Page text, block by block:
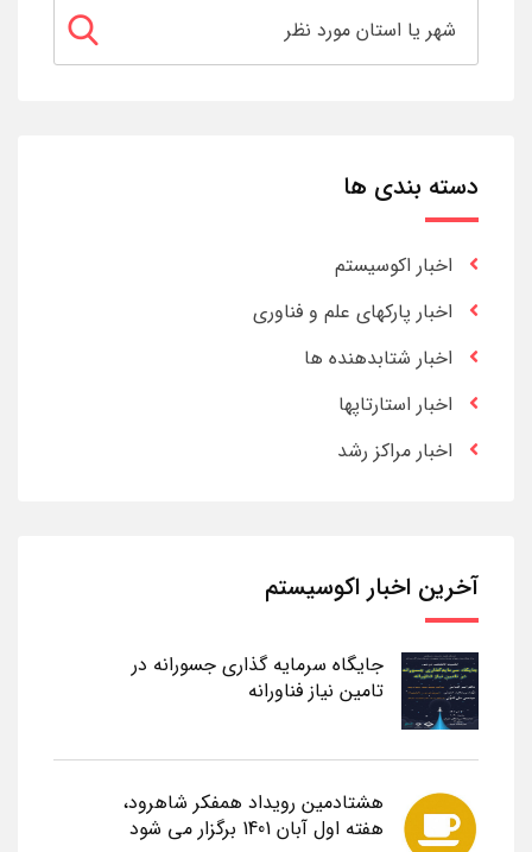
دسته بندی ها
اخبار اکوسیستم
اخبار پارکهای علم و فناوری
اخبار شتابدهنده ها
اخبار استارتاپها
اخبار مراکز رشد
آخرین اخبار اکوسیستم
جایگاه سرمایه گذاری جسورانه در
تامین نیاز فناورانه
هشتادمین رویداد همفکر شاهرود،
هفته اول آبان 1401 برگزار می شود